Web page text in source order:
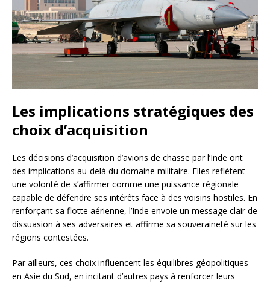
Les implications stratégiques des
choix d’acquisition
Les décisions d’acquisition d’avions de chasse par l’Inde ont
des implications au-delà du domaine militaire. Elles reflètent
une volonté de s’affirmer comme une puissance régionale
capable de défendre ses intérêts face à des voisins hostiles. En
renforçant sa flotte aérienne, l’Inde envoie un message clair de
dissuasion à ses adversaires et affirme sa souveraineté sur les
régions contestées.
Par ailleurs, ces choix influencent les équilibres géopolitiques
en Asie du Sud, en incitant d’autres pays à renforcer leurs